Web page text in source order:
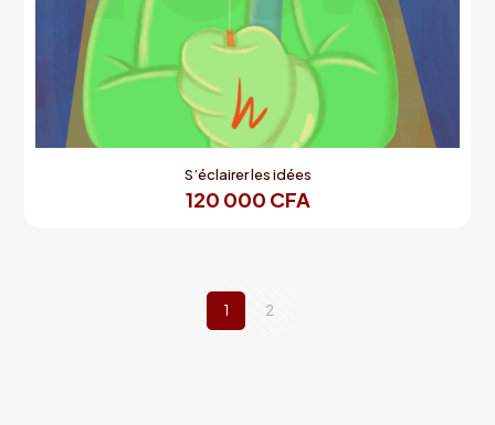
S’éclairer les idées
120 000 CFA
1 2